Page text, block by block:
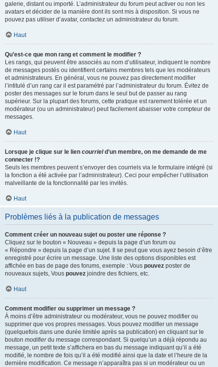
galerie, distant ou importé. L’administrateur du forum peut activer ou non les
avatars et décider de la manière dont ils sont mis à disposition. Si vous ne
pouvez pas utiliser d’avatar, contactez un administrateur du forum.
Haut
Qu’est-ce que mon rang et comment le modifier ?
Les rangs, qui peuvent être associés au nom d’utilisateur, indiquent le nombre
de messages postés ou identifient certains membres tels que les modérateurs
et administrateurs. En général, vous ne pouvez pas directement modifier
l’intitulé d’un rang car il est paramétré par l’administrateur du forum. Évitez de
poster des messages sur le forum dans le seul but de passer au rang
supérieur. Sur la plupart des forums, cette pratique est rarement tolérée et un
modérateur (ou un administrateur) peut facilement abaisser votre compteur de
messages.
Haut
Lorsque je clique sur le lien courrield’un membre, on me demande de me
connecter !?
Seuls les membres peuvent s’envoyer des courriels via le formulaire intégré (si
la fonction a été activée par l’administrateur). Ceci pour empêcher l’utilisation
malveillante de la fonctionnalité par les invités.
Haut
Problèmes liés à la publication de messages
Comment créer un nouveau sujet ou poster une réponse ?
Cliquez sur le bouton « Nouveau » depuis la page d’un forum ou
« Répondre » depuis la page d’un sujet. Il se peut que vous ayez besoin d’être
enregistré pour écrire un message. Une liste des options disponibles est
affichée en bas de page des forums, exemple : Vous pouvez poster de
nouveaux sujets, Vous pouvez joindre des fichiers, etc.
Haut
Comment modifier ou supprimer un message ?
À moins d’être administrateur ou modérateur, vous ne pouvez modifier ou
supprimer que vos propres messages. Vous pouvez modifier un message
(quelquefois dans une durée limitée après sa publication) en cliquant sur le
bouton modifierdu message correspondant. Si quelqu’un a déjà répondu au
message, un petit texte s’affichera en bas du message indiquant qu’il a été
modifié, le nombre de fois qu’il a été modifié ainsi que la date et l’heure de la
dernière modification. Ce message n’apparaîtra pas si un modérateur ou un